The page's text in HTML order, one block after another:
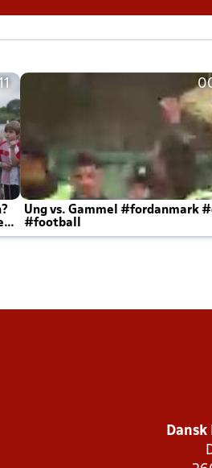
Ung vs. Gammel #fordanmark
#football